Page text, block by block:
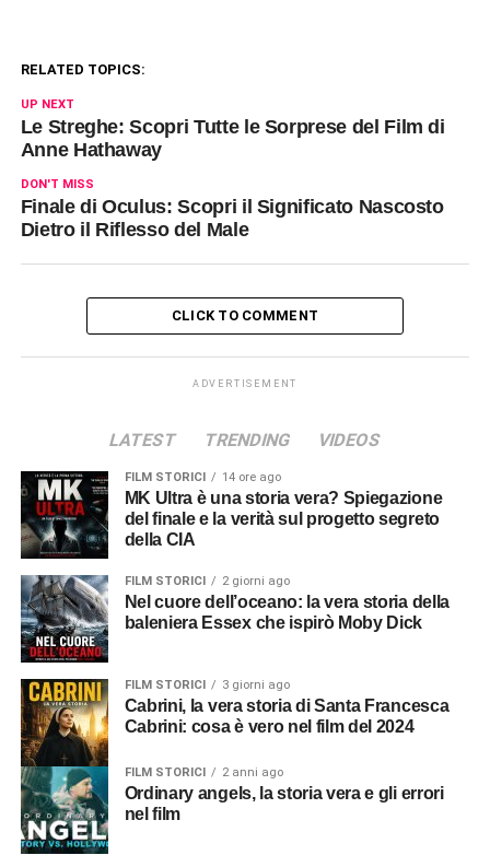
RELATED TOPICS:
UP NEXT
Le Streghe: Scopri Tutte le Sorprese del Film di
Anne Hathaway
DON'T MISS
Finale di Oculus: Scopri il Significato Nascosto
Dietro il Riflesso del Male
CLICK TO COMMENT
ADVERTISEMENT
LATEST TRENDING VIDEOS
FILM STORICI 14 ore ago
MK Ultra è una storia vera? Spiegazione
del finale e la verità sul progetto segreto
della CIA
FILM STORICI 2 giorni ago
Nel cuore dell’oceano: la vera storia della
baleniera Essex che ispirò Moby Dick
FILM STORICI 3 giorni ago
Cabrini, la vera storia di Santa Francesca
Cabrini: cosa è vero nel film del 2024
FILM STORICI 2 anni ago
Ordinary angels, la storia vera e gli errori
nel film